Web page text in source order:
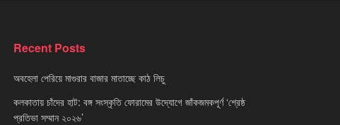
Recent Posts
অবহেলা পেরিয়ে মাগুরার বাজার মাতাচ্ছে কাঠ লিচু
কলকাতায় চাঁদের হাট: বঙ্গ সংস্কৃতি ফোরামের উদ্যোগে জাঁকজমকপূর্ণ ‘শ্রেষ্ঠ
প্রতিভা সম্মান ২০২৬’